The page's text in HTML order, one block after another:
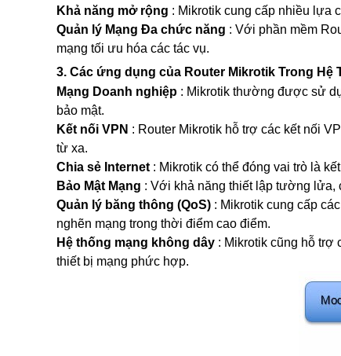
Adapter POE Unifi
Phụ kiện Unifi
Adapter POE TP-Link
Adapter POE Ruijie
Adapter POE H3C
Tổng đài điện thoại và điện thoại
Tổng đài Grandstream
Điện thoại Grandstream
Module SFP
SFP Mikrotik
Khả năng mở rộng : Mikrotik cung cấp nhiều lựa
Quản lý Mạng Đa chức năng : Với phần mềm
mạng tối ưu hóa các tác vụ.
3. Các ứng dụng của Router Mikrotik Trong Hệ
Mạng Doanh nghiệp : Mikrotik thường được sử
bảo mật.
Kết nối VPN : Router Mikrotik hỗ trợ các kết nối
từ xa.
Chia sẻ Internet : Mikrotik có thể đóng vai trò là
Bảo Mật Mạng : Với khả năng thiết lập tường lửa,
Quản lý băng thông (QoS) : Mikrotik cung cấp
nghẽn mạng trong thời điểm cao điểm.
Hệ thống mạng không dây : Mikrotik cũng hỗ trợ
thiết bị mạng phức hợp.